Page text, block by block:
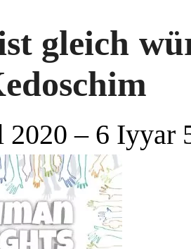
gleich
2020 – 6 Iyyar